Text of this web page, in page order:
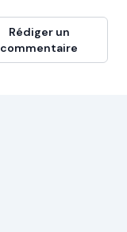
Rédiger un
commentaire